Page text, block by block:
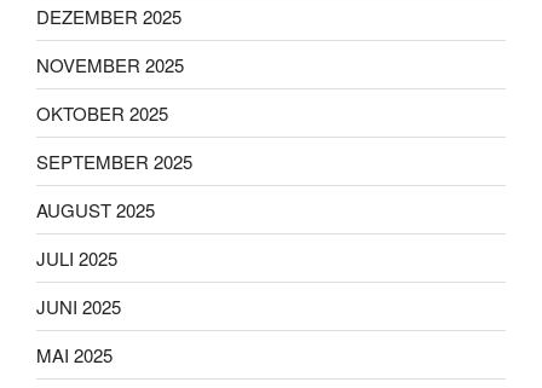
DEZEMBER 2025
NOVEMBER 2025
OKTOBER 2025
SEPTEMBER 2025
AUGUST 2025
JULI 2025
JUNI 2025
MAI 2025